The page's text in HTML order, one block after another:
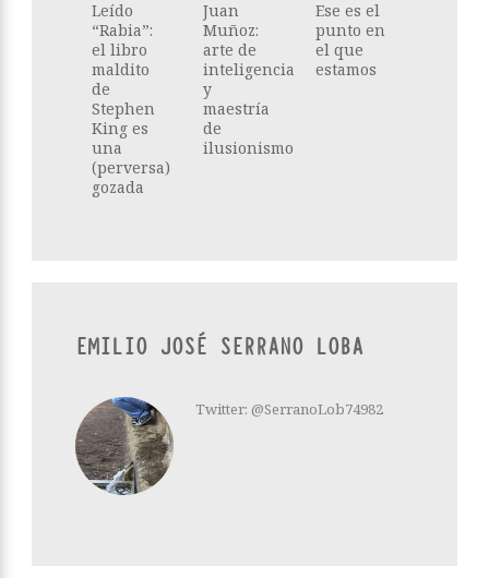
Leído
“Rabia”:
el libro
maldito
de
Stephen
King es
una
(perversa)
gozada
Juan
Muñoz:
arte de
inteligencia
y
maestría
de
ilusionismo
Ese es el
punto en
el que
estamos
EMILIO JOSÉ SERRANO LOBA
Twitter: @SerranoLob74982